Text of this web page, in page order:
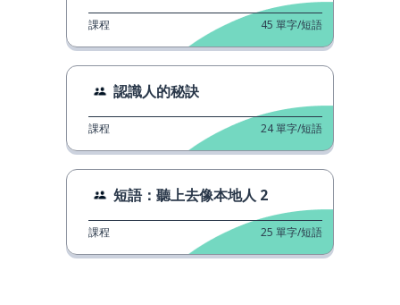
課程 45 單字/短語
認識人的秘訣
課程 24單字/短語
短語：聽上去像本地人 2
課程 25 單字/短語